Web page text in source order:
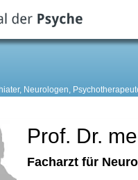
Neurologen,
Prof. Dr.
Facharzt für